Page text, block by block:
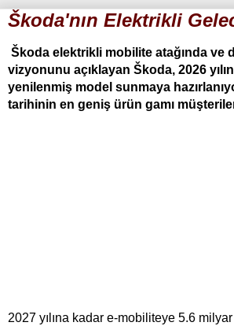
Škoda'nın Elektrikli
Škoda elektrikli mobilite atağında ve
vizyonunu açıklayan Škoda, 2026
yenilenmiş model sunmaya
tarihinin en geniş ürün gamı
2027 yılına kadar e-mobiliteye 5.6